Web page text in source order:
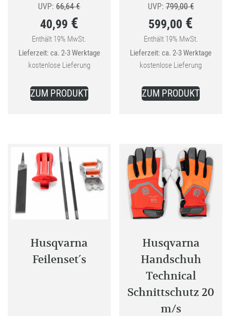
UVP: 66,64€Ursprünglicher
war:
66,64 €
40,99 €
Aktueller
Preis
40,99 €.
Enthält 19% MwSt.
Lieferzeit: ca. 2-3 Werktage
kostenlose Lieferung
ZUM PRODUKT
UVP: 799,00€
war:
799,00 €
599,00 €
Aktueller
Preis
599,00 €.
Enthält 19% MwSt.
Lieferzeit: ca. 2-3 Werktage
kostenlose Lieferung
ZUM PRODUKT
Husqvarna
Feilenset´s
Husqvarna
Handschuh
Technical
Schnittschutz 20
m/s